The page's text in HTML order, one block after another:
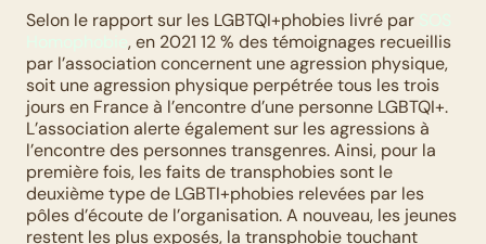
Selon le rapport sur les LGBTQI+phobies livré par
, en 2021 12 % des témoignages recueillis
par l’association concernent une agression physique,
soit une agression physique perpétrée tous les trois
jours en France à l’encontre d’une personne LGBTQI+.
L’association alerte également sur les agressions à
l’encontre des personnes transgenres. Ainsi, pour la
première fois, les faits de transphobies sont le
deuxième type de LGBTI+phobies relevées par les
pôles d’écoute de l’organisation. A nouveau, les jeunes
restent les plus exposés, la transphobie touchant